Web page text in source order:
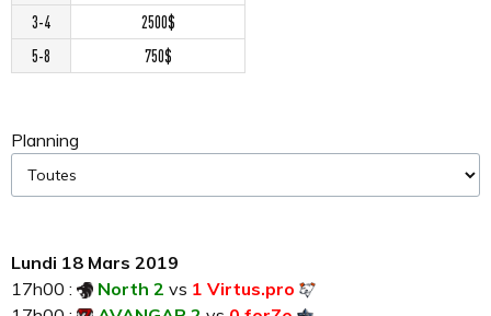
3-4
2500$
5-8
750$
Planning
Lundi 18 Mars 2019
17h00 :
North 2 vs 1 Virtus.pro